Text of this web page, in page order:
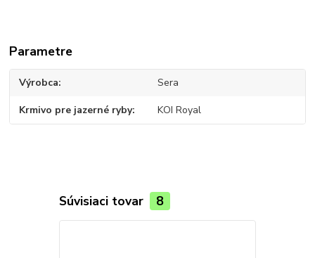
Parametre
Výrobca Sera
Krmivo pre jazerné ryby KOI Royal
Súvisiaci tovar 8